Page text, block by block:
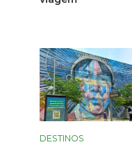
DESTINOS